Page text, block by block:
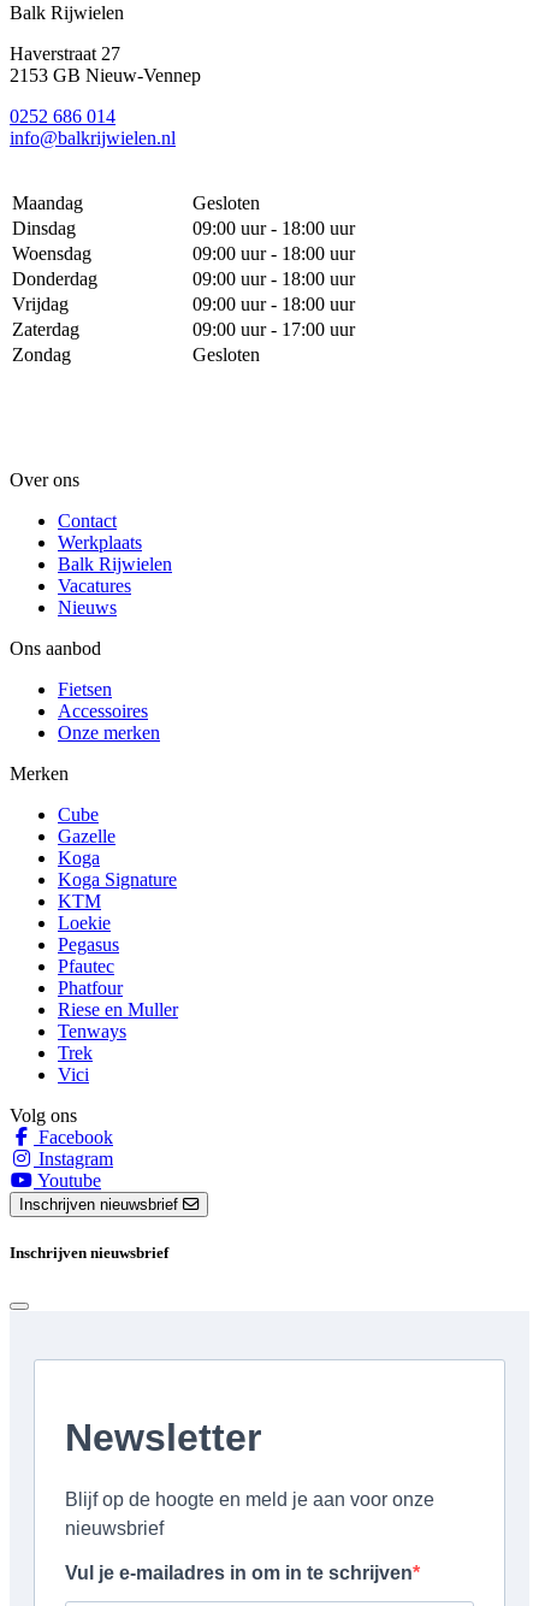
Balk Rijwielen
Haverstraat 27
2153 GB Nieuw-Vennep
0252 686 014
info@balkrijwielen.nl
Maandag
Gesloten
Dinsdag
09:00 uur - 18:00 uur
Woensdag
09:00 uur - 18:00 uur
Donderdag
09:00 uur - 18:00 uur
Vrijdag
09:00 uur - 18:00 uur
Zaterdag
09:00 uur - 17:00 uur
Zondag
Gesloten
Over ons
Contact
Werkplaats
Balk Rijwielen
Vacatures
Nieuws
Ons aanbod
Fietsen
Accessoires
Onze merken
Merken
Cube
Gazelle
Koga
Koga Signature
KTM
Loekie
Pegasus
Pfautec
Phatfour
Riese en Muller
Tenways
Trek
Vici
Volg ons
Facebook
Instagram
Youtube
Inschrijven nieuwsbrief
Inschrijven nieuwsbrief